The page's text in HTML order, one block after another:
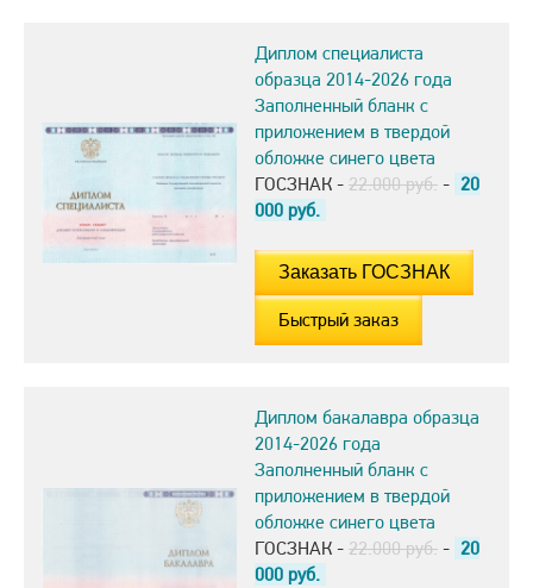
Диплом специалиста
образца 2014-2026 года
Заполненный бланк с
приложением в твердой
обложке синего цвета
ГОСЗНАК - 22.000 руб. - 20
000 руб.
Быстрый заказ
Диплом бакалавра образца
2014-2026 года
Заполненный бланк с
приложением в твердой
обложке синего цвета
ГОСЗНАК - 22.000 руб. - 20
000 руб.